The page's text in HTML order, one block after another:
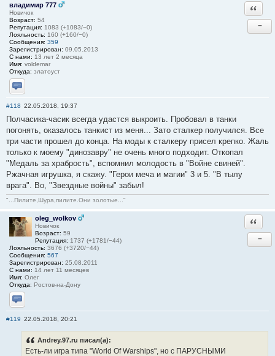
владимир 777
Новичок
Возраст: 54
Репутация: 1083 (+1083/−0)
Лояльность: 160 (+160/−0)
Сообщения: 359
Зарегистрирован: 09.05.2013
С нами: 13 лет 2 месяца
Имя: voldemar
Откуда: златоуст
Отправить личное сообщение
−
#118 22.05.2018, 19:37
Полчасика-часик всегда удастся выкроить. Пробовал в танки
погонять, оказалось танкист из меня... Зато сталкер получился. Все
три части прошел до конца. На моды к сталкеру присел крепко. Жаль
только к моему "динозавру" не очень много подходит. Откопал
"Медаль за храбрость", вспомнил молодость в "Войне свиней".
Ржачная игрушка, я скажу. "Герои меча и магии" 3 и 5. "В тылу
врага". Во, "Звездные войны" забыл!
"...Пилите,Шура,пилите.Они золотые..."
oleg_wolkov
Новичок
Возраст: 59
Репутация: 1737 (+1781/−44)
Лояльность: 3676 (+3720/−44)
Сообщения: 567
Зарегистрирован: 25.08.2011
С нами: 14 лет 11 месяцев
Имя: Олег
Откуда: Ростов-на-Дону
Отправить личное сообщение
−
#119 22.05.2018, 20:21
Andrey.97.ru писал(а):
Есть-ли игра типа "World Of Warships", но с ПАРУСНЫМИ